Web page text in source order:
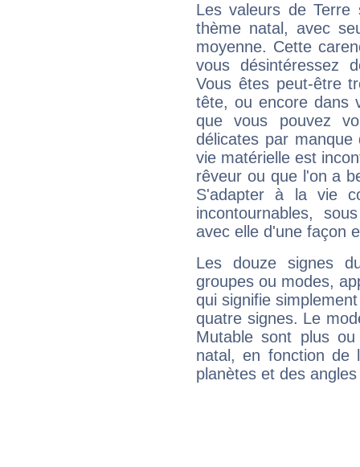
Les valeurs de Terre
thème natal, avec
moyenne. Cette
vous désintéressez
Vous êtes peut-être
tête, ou encore dans
que vous pouvez
délicates par
vie matérielle est
rêveur ou que l'on a
S'adapter à la vie
incontournables,
avec elle d'une façon
Les douze signes
groupes ou modes,
qui signifie
quatre signes. Le
Mutable sont plus
natal, en fonction de
planètes et des